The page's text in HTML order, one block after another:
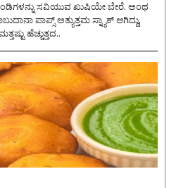
ಸವಿಯುವ ಖುಷಿಯೇ ಬೇರೆ. ಅಂಥ
ಪಾಪ್ಸ್ ಅತ್ಯುತ್ತಮ ಸ್ನ್ಯಾಕ್ ಆಗಿದ್ದು,
ಹೆಚ್ಚುತ್ತದ..